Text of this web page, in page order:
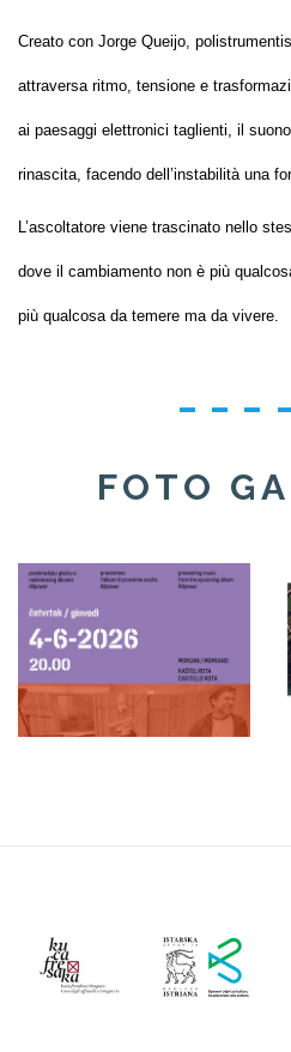
Creato con Jorge Queijo,
attraversa ritmo, tensione e
ai paesaggi elettronici taglienti, il
rinascita, facendo dell’instabilità una
L’ascoltatore viene trascinato nello
dove il cambiamento non è più
più qualcosa da temere ma da vivere.
FOTO